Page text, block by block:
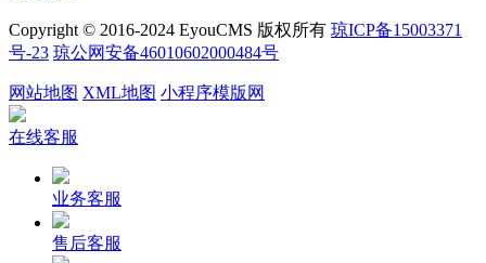
Copyright © 2016-2024 EyouCMS 版权所有 琼ICP备15003371
号-23 琼公网安备46010602000484号
网站地图 XML地图 小程序模版网
在线客服
业务客服
售后客服